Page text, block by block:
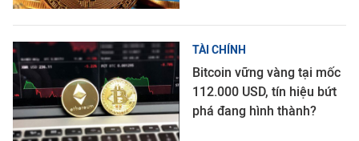
TÀI CHÍNH
Bitcoin vững vàng tại mốc
112.000 USD, tín hiệu bứt
phá đang hình thành?